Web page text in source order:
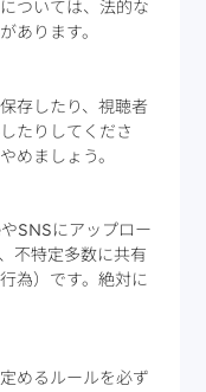
ついては、法的な
あります。
存したり、視聴者
たりしてくださ
めましょう。
SNSにアップロー
不特定多数に共有
為）です。絶対に
めるルールを必ず